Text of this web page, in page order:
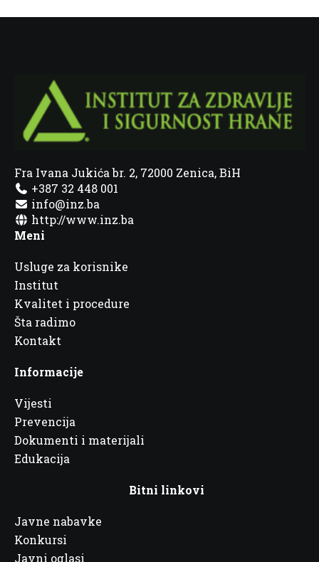
Fra Ivana Jukića br. 2, 72000 Zenica, BiH
+387 32 448 001
info@inz.ba
http://www.inz.ba
Meni
Usluge za korisnike
Institut
Kvalitet i procedure
Šta radimo
Kontakt
Informacije
Vijesti
Prevencija
Dokumenti i materijali
Edukacija
Bitni linkovi
Javne nabavke
Konkursi
Javni oglasi